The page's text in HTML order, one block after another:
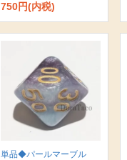
750円(内税)
単品◆パールマーブル